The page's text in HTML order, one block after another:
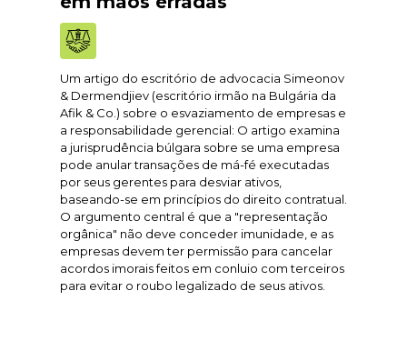
Um artigo do escritório de advocacia Simeonov
& Dermendjiev (escritório irmão na Bulgária da
Afik & Co.) sobre o esvaziamento de empresas e
a responsabilidade gerencial: O artigo examina
a jurisprudência búlgara sobre se uma empresa
pode anular transações de má-fé executadas
por seus gerentes para desviar ativos,
baseando-se em princípios do direito contratual.
O argumento central é que a "representação
orgânica" não deve conceder imunidade, e as
empresas devem ter permissão para cancelar
acordos imorais feitos em conluio com terceiros
para evitar o roubo legalizado de seus ativos.